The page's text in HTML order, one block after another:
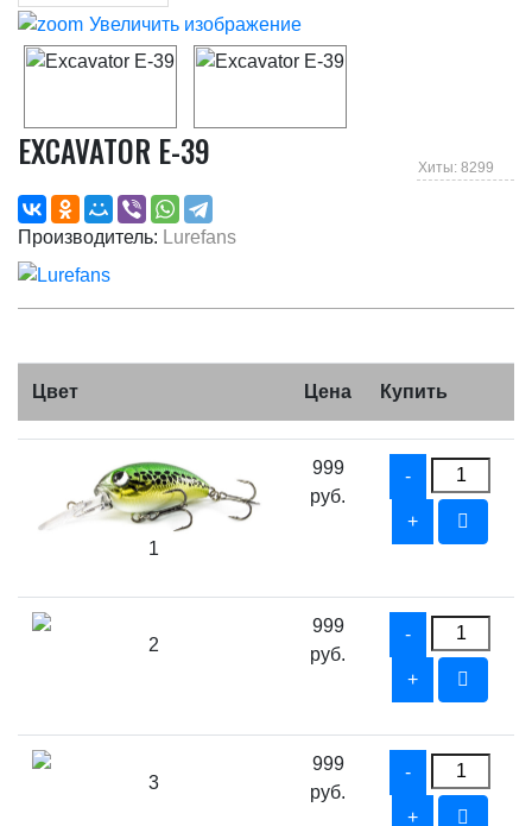
Увеличить изображение
Хиты: 8299
EXCAVATOR E-39
Производитель: Lurefans
Цвет Цена Купить
1
999
руб.
2
999
руб.
3
999
руб.